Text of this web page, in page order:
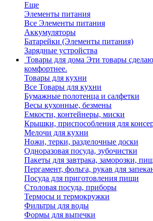
Еще
Элементы питания
Все Элементы питания
Аккумуляторы
Батарейки (Элементы питания)
Зарядные устройства
Товары для дома Эти товары
комфортнее.
Товары для кухни
Все Товары для кухни
Бумажные полотенца и салфетки
Весы кухонные, безмены
Емкости, контейнеры, миски
Крышки, приспособления для
Мелочи для кухни
Ножи, терки, разделочные доски
Одноразовая посуда, зубочистки
Пакеты для завтрака, заморозки,
Пергамент, фольга, рукав для
Посуда для приготовления пищи
Столовая посуда, приборы
Термосы и термокружки
Фильтры для воды
Формы для выпечки